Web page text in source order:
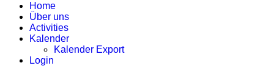
Home
Über uns
Activities
Kalender
Kalender Export
Login